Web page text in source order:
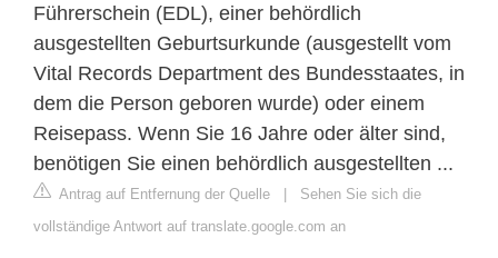
Führerschein (EDL), einer behördlich
ausgestellten Geburtsurkunde (ausgestellt vom
Vital Records Department des Bundesstaates, in
dem die Person geboren wurde) oder einem
Reisepass. Wenn Sie 16 Jahre oder älter sind,
benötigen Sie einen behördlich ausgestellten ...
Antrag auf Entfernung der Quelle | Sehen Sie sich die
vollständige Antwort auf translate.google.com an